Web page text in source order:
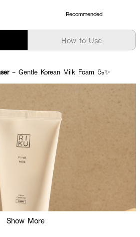
Recommended
How to Use
– Gentle Korean Milk Foam 🍶✨
Show More